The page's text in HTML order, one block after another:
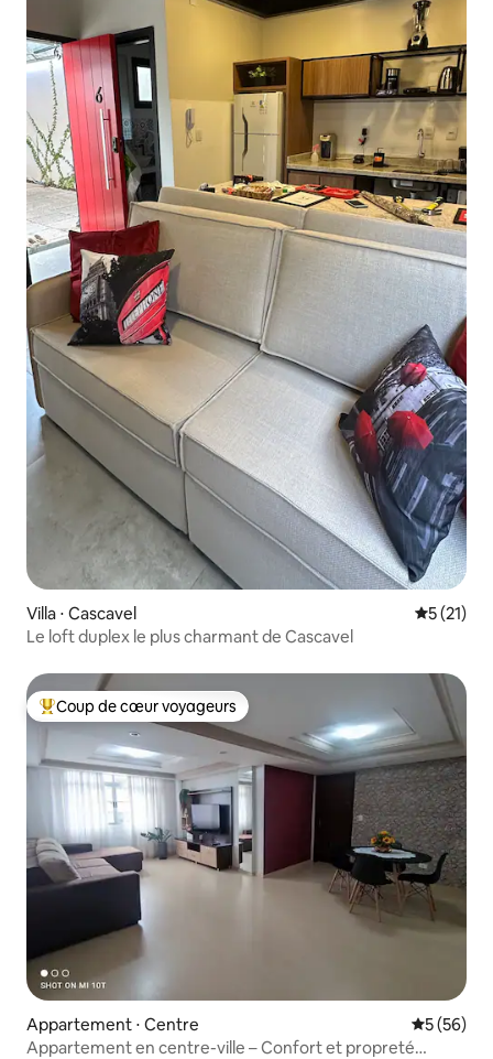
Villa ⋅ Cascavel
5 (21)
Le loft duplex le plus charmant de Cascavel
Coups de cœur voyageurs les plus appréciés
Coup de cœur voyageurs
Appartement ⋅ Centre
5 (56)
Appartement en centre-ville – Confort et propreté